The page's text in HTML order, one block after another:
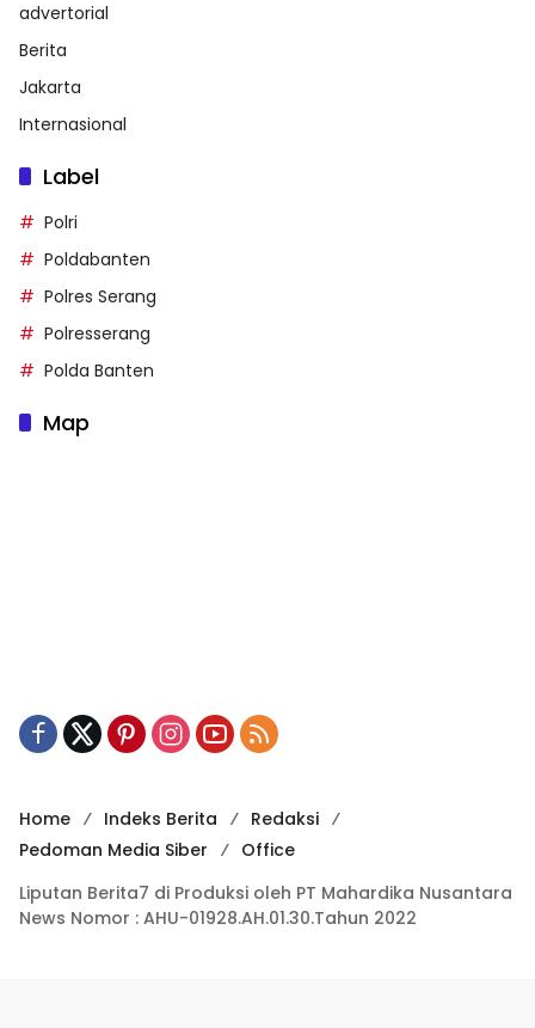
advertorial
Berita
Jakarta
Internasional
Label
Polri
Poldabanten
Polres Serang
Polresserang
Polda Banten
Map
Home Indeks Berita
Redaksi
Pedoman Media Siber
Office
Liputan Berita7 di Produksi oleh PT Mahardika Nusantara
News Nomor : AHU-01928.AH.01.30.Tahun 2022